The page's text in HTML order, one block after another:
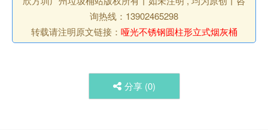
询热线：13902465298
转载请注明原文链接： 哑光不锈钢圆柱形立式烟灰桶
分享 (0)